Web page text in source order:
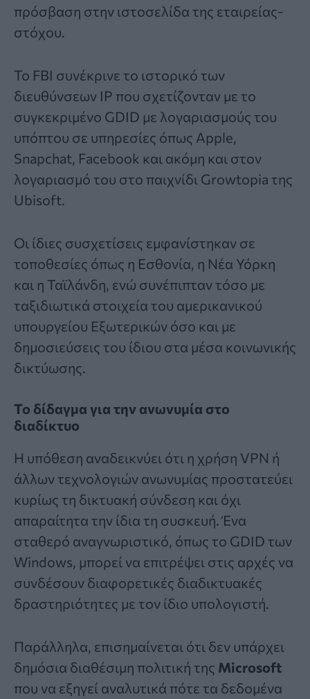
πρόσβαση στην ιστοσελίδα της εταιρείας-
στόχου.
Το FBI συνέκρινε το ιστορικό των
διευθύνσεων IP που σχετίζονταν με το
συγκεκριμένο GDID με λογαριασμούς του
υπόπτου σε υπηρεσίες όπως Apple,
Snapchat, Facebook και ακόμη και στον
λογαριασμό του στο παιχνίδι Growtopia της
Ubisoft.
Οι ίδιες συσχετίσεις εμφανίστηκαν σε
τοποθεσίες όπως η Εσθονία, η Νέα Υόρκη
και η Ταϊλάνδη, ενώ συνέπιπταν τόσο με
ταξιδιωτικά στοιχεία του αμερικανικού
υπουργείου Εξωτερικών όσο και με
δημοσιεύσεις του ίδιου στα μέσα κοινωνικής
δικτύωσης.
Το δίδαγμα για την ανωνυμία στο
διαδίκτυο
Η υπόθεση αναδεικνύει ότι η χρήση VPN ή
άλλων τεχνολογιών ανωνυμίας προστατεύει
κυρίως τη δικτυακή σύνδεση και όχι
απαραίτητα την ίδια τη συσκευή. Ένα
σταθερό αναγνωριστικό, όπως το GDID των
Windows, μπορεί να επιτρέψει στις αρχές να
συνδέσουν διαφορετικές διαδικτυακές
δραστηριότητες με τον ίδιο υπολογιστή.
Παράλληλα, επισημαίνεται ότι δεν υπάρχει
δημόσια διαθέσιμη πολιτική της Microsoft
που να εξηγεί αναλυτικά πότε τα δεδομένα